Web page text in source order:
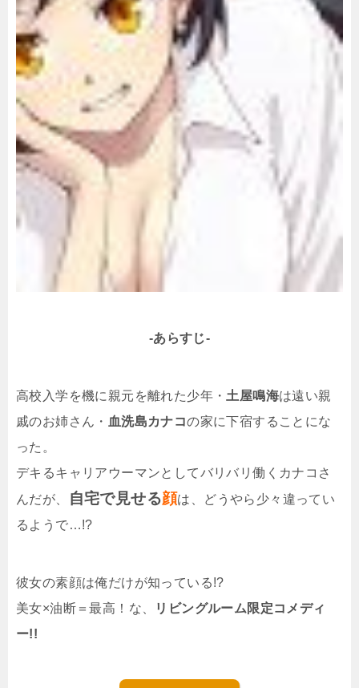
-あらすじ-
高校入学を機に親元を離れた少年・ 土屋鳴海は遠い親
戚のお姉さん・ 血洗島カナコの家に下宿することにな
った。
デキるキャリアウーマンとしてバリバリ働くカナコさ
んだが、
自宅で見せる顔は、どうやら少々違ってい
るようで…!?
彼女の素顔は俺だけが知っている!?
美女×油断＝最高！な、
リビングルーム限定コメディ
ー!!